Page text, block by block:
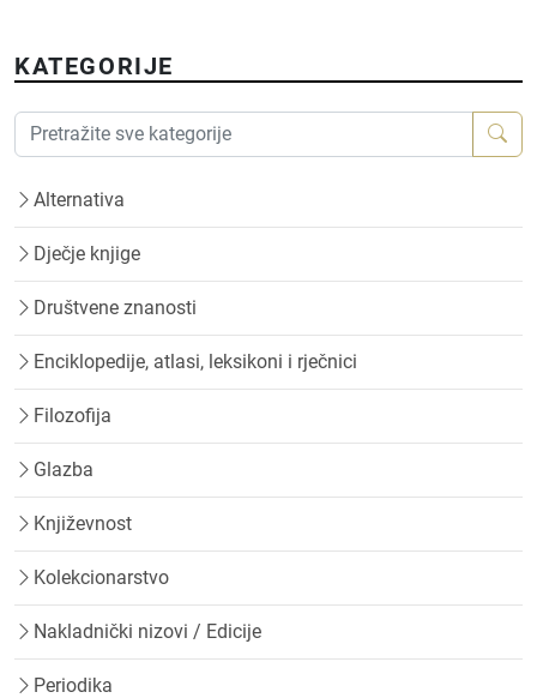
KATEGORIJE
Alternativa
Dječje knjige
Društvene znanosti
Enciklopedije, atlasi, leksikoni i rječnici
Filozofija
Glazba
Književnost
Kolekcionarstvo
Nakladnički nizovi / Edicije
Periodika